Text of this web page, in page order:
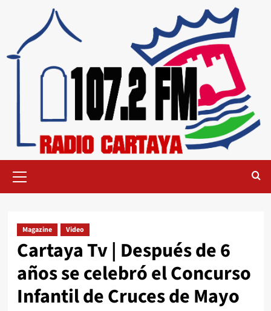
Magazine Video
Cartaya Tv | Después de 6
años se celebró el Concurso
Infantil de Cruces de Mayo